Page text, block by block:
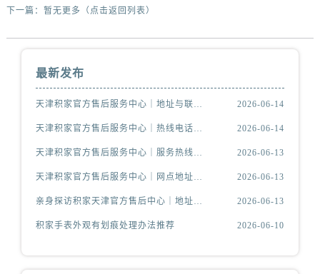
下一篇： 暂无更多（点击返回列表）
最新发布
2026-06-14
2026-06-14
2026-06-13
2026-06-13
2026-06-13
积家手表外观有划痕处理办法推荐 2026-06-10